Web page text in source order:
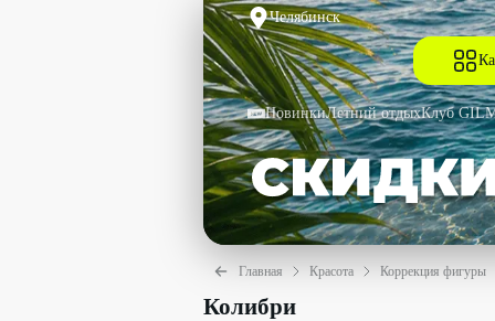
Челябинск
НовинкиЛетний отдыхКлуб
Главная Красота Коррекция фигуры
Программы «Комбо лайт», «Комбо» и
Колибри